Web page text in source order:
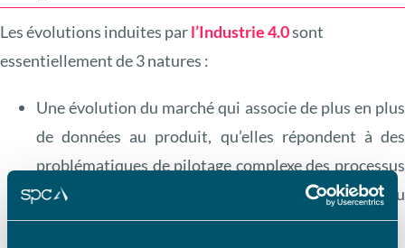
Les évolutions induites parl’Industrie 4.0sont
essentiellement de 3 natures :
Une évolution du marché qui associe de plus en plus
de données au produit, qu’elles répondent à des
problématiques de pilotage complexe des processus
de production, des données de personnalisation du
produit, de traçabilité ou de qualité.